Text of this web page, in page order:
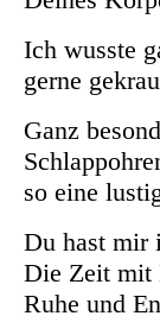
Ich wusste
gerne
Ganz
so eine
Du hast mir
Die Zeit mit
Ruhe und